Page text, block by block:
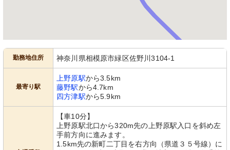
エントランス
木目調のポストが訪れる人を温かく迎
勤務地住所 神奈川県相模原市緑区佐野川3104-1
最寄り駅
上野原駅から3.5km
藤野駅から4.7km
四方津駅から5.9km
【車10分】
上野原駅北口から320m先の上野原駅入口を斜め左
手前方向に進みます。
1.5km先の新町二丁目を右方向（県道３５号線）に